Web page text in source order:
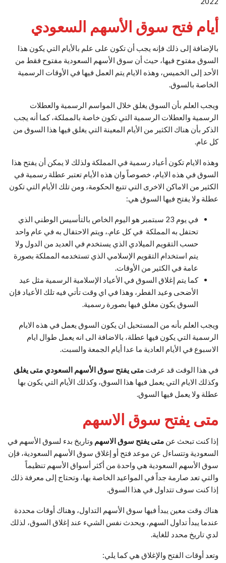
أيام فتح سوق الأسهم السعودي
بالإضافة إلى ذلك فإنه يجب أن تكون على علم بالأيام التي يكون هذا
السوق مفتوح فيها، حيث أن سوق الأسهم السعودية مفتوح فقط من
الأحد إلى الخميس، وهذه الايام يتم العمل فيها في الأوقات الرسمية
الخاصة بالسوق.
ويجب العلم بأن السوق يغلق خلال المواسم الرسمية والعطلات
الرسمية والعطلات الرسمية التي تكون خاصة بالمملكة، كما أنه يجب
الذكر بأن هناك الكثير من الأيام المعينة التي يغلق فيها هذا السوق من
كل عام.
وهذه الايام تكون أعياد رسمية في المملكة ولذلك لا يمكن أن يفتح هذا
السوق في هذه الايام، خصوصاً وان هذه الأيام تعتبر عطلة رسمية في
الكثير من الاماكن الاخرى التي تتبع الحكومة، ومن تلك الأيام التي تكون
عطلة ولا يفتح فيها السوق هي:
في يوم 23 سبتمبر هو اليوم الخاص بالتأسيس الوطني الذي
تحتفل به المملكة في كل عام.، ويتم الاحتفال به في عام واحد
حسب التقويم الميلادي الذي يستخدم في العديد من الدول ولا
يتم استخدام التقويم الإسلامي الذي تستخدمه المملكة بصورة
عامة في الكثير من الأوقات.
كما يتم إغلاق السوق في الأعياد الإسلامية الرسمية مثل عيد
الأضحى وعيد الفطر، وهذا في اي وقت تأتي فيه تلك الأعياد فإن
السوق يكون مغلق فيها بصورة رسمية.
ويجب العلم بأنه من المستحيل ان يكون السوق يعمل في هذه الايام
الرسمية التي يكون فيها عطلة، بالاضافة الى انه يعمل طوال ايام
الاسبوع في الأيام العادية ما عدا أيام الجمعة والسبت.
في هذا الوقت قد عرفت متى يفتح سوق الأسهم السعودي متى يغلق
وكذلك الايام التي يعمل فيها هذا السوق، وكذلك الأيام التي يكون بها
عطلة ولا يعمل فيها السوق.
متى يفتح سوق الاسهم
إذا كنت تبحث عن متى يفتح سوق الاسهم وتاريخ بدء لسوق الأسهم في
السعودية وتتساءل عن موعد فتح أو إغلاق سوق الأسهم السعودية، فإن
سوق الأسهم السعودية هي واحدة من أكثر أسواق الأسهم تنظيماً
والتي تعد صارمة جداً في المواعيد الخاصة بها، وتحتاج إلى معرفة ذلك
إذا كنت سوف تتداول في هذا السوق.
هناك وقت معين يبدأ فيها سوق الأسهم التداول، وهناك أوقات محددة
عندما يبدأ تداول السهم، ويحدث نفس الشيء عند إغلاق السوق، لذلك
لدي تاريخ محدد للغاية.
وتعد أوقات الفتح والإغلاق هي كما يلي: